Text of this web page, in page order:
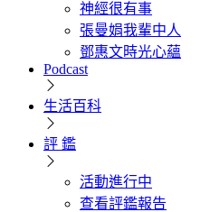
神經很有事
張曼娟我輩中人
鄧惠文時光心蘊
Podcast
生活百科
評 鑑
活動進行中
查看評鑑報告